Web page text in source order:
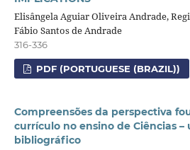
Elisângela Aguiar Oliveira Andrade,
Fábio Santos de Andrade
316-336
PDF (PORTUGUESE (BRAZIL))
Compreensões da perspectiva
currículo no ensino de Ciências
bibliográfico